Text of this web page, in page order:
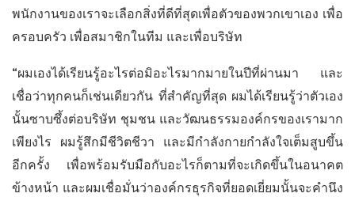
พนักงานของเราจะเลือกสิ่งที่ดีที่สุดเพื่อตัวของพวกเขาเอง เพื่อ
ครอบครัว เพื่อสมาชิกในทีม และเพื่อบริษัท
“ผมเองได้เรียนรู้อะไรต่อมิอะไรมากมายในปีที่ผ่านมา และ
เชื่อว่าทุกคนก็เช่นเดียวกัน ที่สำคัญที่สุด ผมได้เรียนรู้ว่าตัวเอง
นั้นซาบซึ้งต่อบริษัท ชุมชน และวัฒนธรรมองค์กรของเรามาก
เพียงไร ผมรู้สึกมีชีวิตชีวา และมีกำลังกายกำลังใจเต็มสูบขึ้น
อีกครั้ง เพื่อพร้อมรับมือกับอะไรก็ตามที่จะเกิดขึ้นในอนาคต
ข้างหน้า และผมเชื่อมั่นว่าองค์กรธุรกิจที่ยอดเยี่ยมนั้นจะคำนึง